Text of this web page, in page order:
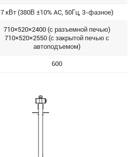
7 кВт (380В ±10% AC, 50Гц, 3-фазное)
710×520×2400 (с разъемной печью)
710×520×2550 (с закрытой печью с
автоподъемом)
600